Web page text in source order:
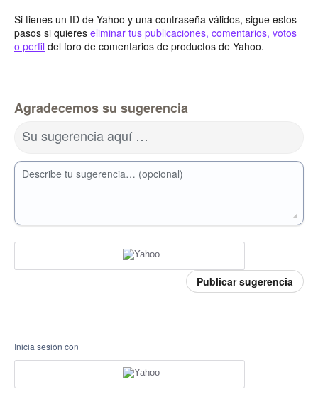
Si tienes un ID de Yahoo y una contraseña válidos, sigue estos
pasos si quieres eliminar tus publicaciones, comentarios, votos
o perfil del foro de comentarios de productos de Yahoo.
Agradecemos su sugerencia
Su sugerencia aquí …
Describe tu sugerencia… (opcional)
Publicar sugerencia
Inicia sesión con